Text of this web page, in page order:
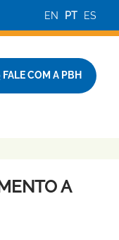
EN PT ES
FALE COM A PBH
A